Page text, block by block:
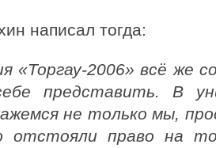
написал тогда:
«Торгау-2006» всё же
представить. В
не только мы,
отстояли право на